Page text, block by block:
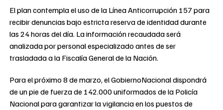
El plan contempla el uso de la Línea Anticorrupción 157 para
recibir denuncias bajo estricta reserva de identidad durante
las 24 horas del día. La información recaudada será
analizada por personal especializado antes de ser
trasladada a la Fiscalía General de la Nación.
Para el próximo 8 de marzo, el GobiernoNacional dispondrá
de un pie de fuerza de 142.000 uniformados de la Policía
Nacional para garantizar la vigilancia en los puestos de